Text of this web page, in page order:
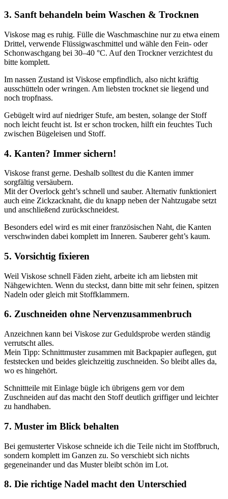
3. Sanft behandeln beim Waschen & Trocknen
Viskose mag es ruhig. Fülle die Waschmaschine nur zu etwa einem
Drittel, verwende Flüssigwaschmittel und wähle den Fein- oder
Schonwaschgang bei 30–40 °C. Auf den Trockner verzichtest du
bitte komplett.
Im nassen Zustand ist Viskose empfindlich, also nicht kräftig
ausschütteln oder wringen. Am liebsten trocknet sie liegend und
noch tropfnass.
Gebügelt wird auf niedriger Stufe, am besten, solange der Stoff
noch leicht feucht ist. Ist er schon trocken, hilft ein feuchtes Tuch
zwischen Bügeleisen und Stoff.
4. Kanten? Immer sichern!
Viskose franst gerne. Deshalb solltest du die Kanten immer
sorgfältig versäubern.
Mit der Overlock geht’s schnell und sauber. Alternativ funktioniert
auch eine Zickzacknaht, die du knapp neben der Nahtzugabe setzt
und anschließend zurückschneidest.
Besonders edel wird es mit einer französischen Naht, die Kanten
verschwinden dabei komplett im Inneren. Sauberer geht’s kaum.
5. Vorsichtig fixieren
Weil Viskose schnell Fäden zieht, arbeite ich am liebsten mit
Nähgewichten. Wenn du steckst, dann bitte mit sehr feinen, spitzen
Nadeln oder gleich mit Stoffklammern.
6. Zuschneiden ohne Nervenzusammenbruch
Anzeichnen kann bei Viskose zur Geduldsprobe werden ständig
verrutscht alles.
Mein Tipp: Schnittmuster zusammen mit Backpapier auflegen, gut
feststecken und beides gleichzeitig zuschneiden. So bleibt alles da,
wo es hingehört.
Schnittteile mit Einlage bügle ich übrigens gern vor dem
Zuschneiden auf das macht den Stoff deutlich griffiger und leichter
zu handhaben.
7. Muster im Blick behalten
Bei gemusterter Viskose schneide ich die Teile nicht im Stoffbruch,
sondern komplett im Ganzen zu. So verschiebt sich nichts
gegeneinander und das Muster bleibt schön im Lot.
8. Die richtige Nadel macht den Unterschied